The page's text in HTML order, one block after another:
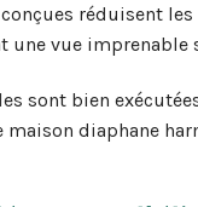
réduisent
une vue imprenable
sont bien
maison diaphane